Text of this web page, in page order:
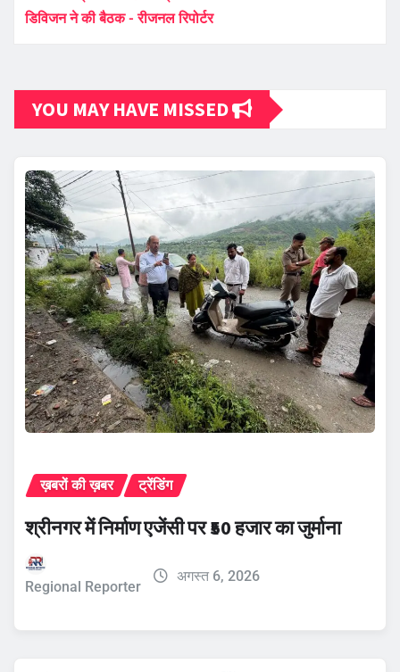
डिविजन ने की बैठक - रीजनल रिपोर्टर
YOU MAY HAVE MISSED
ख़बरों की ख़बर ट्रेंडिंग
श्रीनगर में निर्माण एजेंसी पर ₹50 हजार का जुर्माना
Regional Reporter
अगस्त 6, 2026